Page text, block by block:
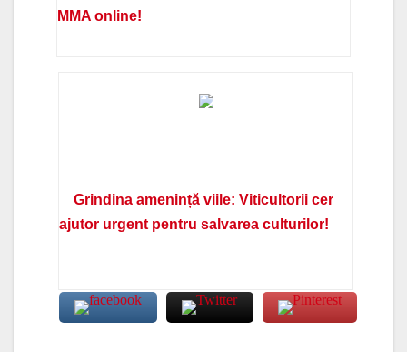
MMA online!
Grindina amenință viile: Viticultorii cer
ajutor urgent pentru salvarea culturilor!